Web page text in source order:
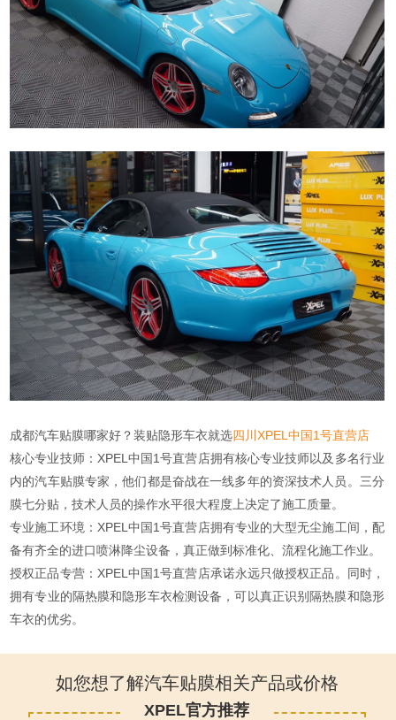
成都汽车贴膜哪家好？装贴隐形车衣就选四川XPEL中国1号直营店
核心专业技师：XPEL中国1号直营店拥有核心专业技师以及多名行业
内的汽车贴膜专家，他们都是奋战在一线多年的资深技术人员。三分
膜七分贴，技术人员的操作水平很大程度上决定了施工质量。
专业施工环境：XPEL中国1号直营店拥有专业的大型无尘施工间，配
备有齐全的进口喷淋降尘设备，真正做到标准化、流程化施工作业。
授权正品专营：XPEL中国1号直营店承诺永远只做授权正品。同时，
拥有专业的隔热膜和隐形车衣检测设备，可以真正识别隔热膜和隐形
车衣的优劣。
如您想了解汽车贴膜相关产品或价格
XPEL官方推荐